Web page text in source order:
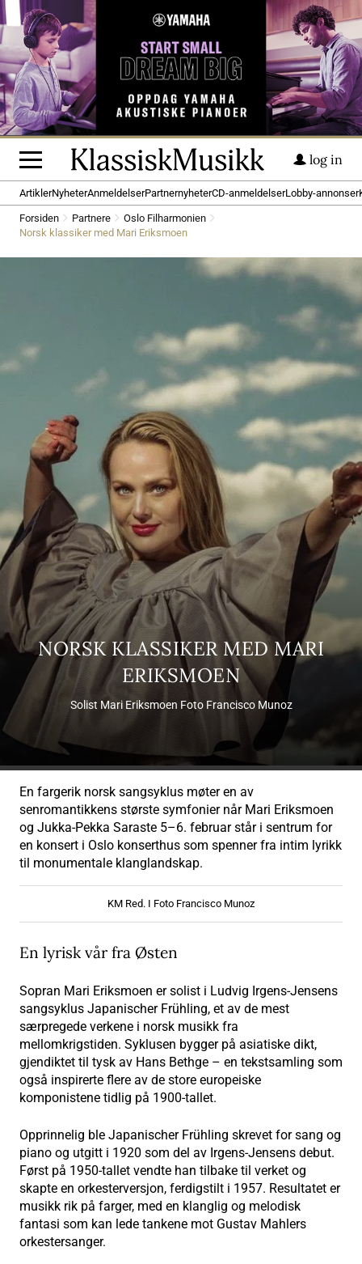
log in
ArtiklerNyheterAnmeldelserPartnernyheterCD-anmeldelserLobby-annonser
Forsiden Partnere
Oslo Filharmonien
Norsk klassiker med Mari Eriksmoen
NORSK KLASSIKER MED MARI
ERIKSMOEN
Solist Mari Eriksmoen Foto Francisco Munoz
En fargerik norsk sangsyklus møter en av
senromantikkens største symfonier når Mari Eriksmoen
og Jukka-Pekka Saraste 5–6. februar står i sentrum for
en konsert i Oslo konserthus som spenner fra intim lyrikk
til monumentale klanglandskap.
KM Red. I Foto Francisco Munoz
En lyrisk vår fra Østen
Sopran Mari Eriksmoen er solist i Ludvig Irgens-Jensens
sangsyklus Japanischer Frühling, et av de mest
særpregede verkene i norsk musikk fra
mellomkrigstiden. Syklusen bygger på asiatiske dikt,
gjendiktet til tysk av Hans Bethge – en tekstsamling som
også inspirerte flere av de store europeiske
komponistene tidlig på 1900-tallet.
Opprinnelig ble Japanischer Frühling skrevet for sang og
piano og utgitt i 1920 som del av Irgens-Jensens debut.
Først på 1950-tallet vendte han tilbake til verket og
skapte en orkesterversjon, ferdigstilt i 1957. Resultatet er
musikk rik på farger, med en klanglig og melodisk
fantasi som kan lede tankene mot Gustav Mahlers
orkestersanger.